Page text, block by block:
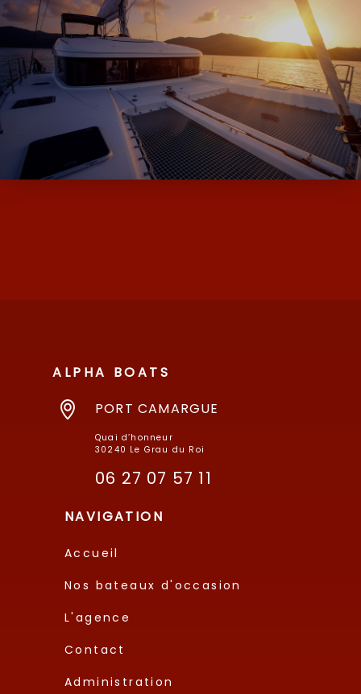
ALPHA BOATS, L’EXPERT DES BATEAUX
D’OCCASION ET NEUF AVEC SES MARQUES
DE MOODY ET MILLIKAN…
ALPHA BOATS
PORT CAMARGUE
Quai d’honneur
30240 Le Grau du Roi
06 27 07 57 11
NAVIGATION
Accueil
Nos bateaux d'occasion
L'agence
Contact
Administration